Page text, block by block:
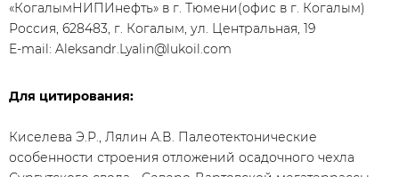
«КогалымНИПИнефть» в г. Тюмени(офис в г. Когалым)
Россия, 628483, г. Когалым, ул. Центральная, 19
E-mail: Aleksandr.Lyalin@lukoil.com
Для цитирования:
Киселева Э.Р., Лялин А.В. Палеотектонические
особенности строения отложений осадочного чехла